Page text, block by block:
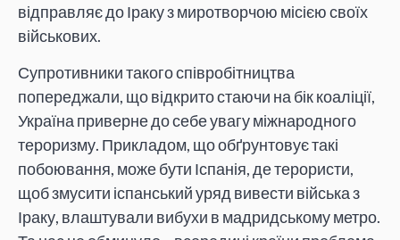
відправляє до Іраку з миротворчою місією своїх
військових.
Супротивники такого співробітництва
попереджали, що відкрито стаючи на бік коаліції,
Україна приверне до себе увагу міжнародного
тероризму. Прикладом, що обґрунтовує такі
побоювання, може бути Іспанія, де терористи,
щоб змусити іспанський уряд вивести війська з
Іраку, влаштували вибухи в мадридському метро.